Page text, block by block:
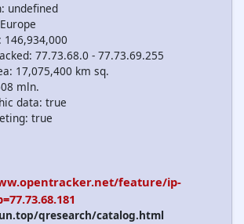
undefined
146,934,000
77.73.68.0 - 77.73.69.255
17,075,400 km sq.
mln.
data: true
true
feature/ip-
qresearch/catalog.html